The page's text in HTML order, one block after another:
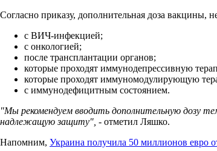
Согласно приказу, дополнительная доза вакцины,
с ВИЧ-инфекцией;
с онкологией;
после трансплантации органов;
которые проходят иммунодепрессивную
которые проходят иммуномодулирующую
с иммунодефицитным состоянием.
"Мы рекомендуем вводить дополнительную дозу
надлежащую защиту", - отметил Ляшко.
Напомним, Украина получила 50 миллионов евро